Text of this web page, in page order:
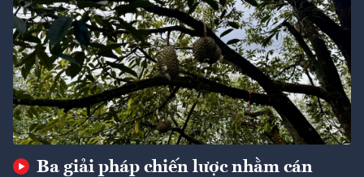
Ba giải pháp chiến lược nhằm cán